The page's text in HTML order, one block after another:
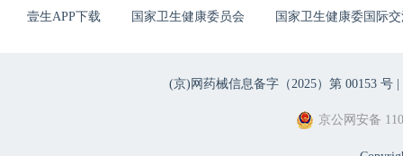
壹生APP下载 国家卫生健康委员会 国家卫生健康委国际
(京)网药械信息备字（2025）第 00153 号 |
京公网安备